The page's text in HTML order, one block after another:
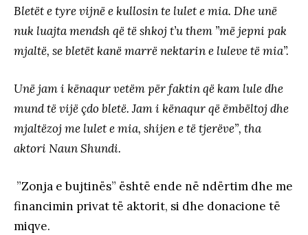
Bletët e tyre vijnë e kullosin te lulet e mia. Dhe unë
nuk luajta mendsh që të shkoj t’u them ”më jepni pak
mjaltë, se bletët kanë marrë nektarin e luleve të mia”.
Unë jam i kënaqur vetëm për faktin që kam lule dhe
mund të vijë çdo bletë. Jam i kënaqur që ëmbëltoj dhe
mjaltëzoj me lulet e mia, shijen e të tjerëve”, tha
aktori Naun Shundi.
”Zonja e bujtinës” është ende në ndërtim dhe me
financimin privat të aktorit, si dhe donacione të
miqve.